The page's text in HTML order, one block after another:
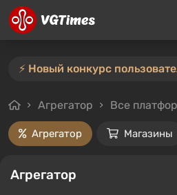
Агрегатор Все
Агрегатор Магазины
Агрегатор